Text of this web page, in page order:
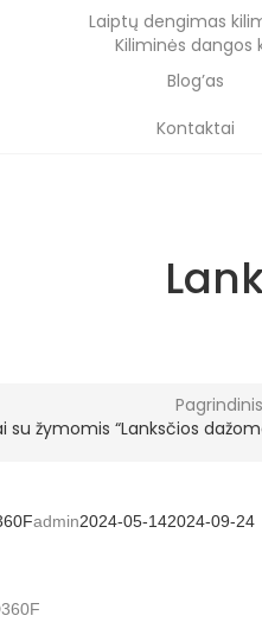
Laiptų dengimas
Kiliminės dangos
Blog’as
Kontaktai
Pagrindinis
su žymomis “Lanksčios
admin2024-05-142024-09-24